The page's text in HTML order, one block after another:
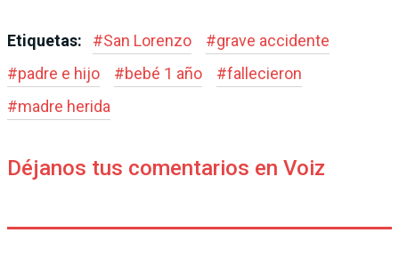
Etiquetas: #San Lorenzo #grave accidente
#padre e hijo #bebé 1 año #fallecieron
#madre herida
Déjanos tus comentarios en Voiz